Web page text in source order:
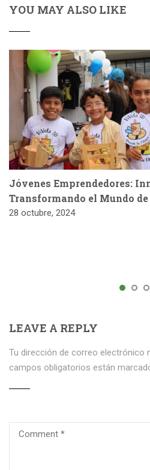
YOU MAY ALSO LIKE
Jóvenes Emprendedores:
Transformando el Mundo
28 octubre, 2024
LEAVE A REPLY
Tu dirección de correo electrónico
campos obligatorios están